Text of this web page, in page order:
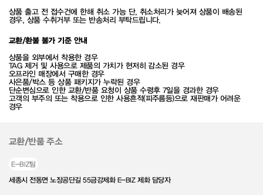
상품 출고 전 접수건에 한해 취소 가능 단, 취소처리가 늦어져 상품이 배송된
경우, 상품 수취거부 또는 반송처리 부탁드립니다.
교환/환불 불가 기준 안내
상품을 외부에서 착용한 경우
TAG 제거 및 사용으로 제품의 가치가 현저히 감소된 경우
오프라인 매장에서 구매한 경우
사은품/박스 등 상품 패키지가 누락된 경우
단순변심으로 인한 교환/반품 요청이 상품 수령후 7일을 경과한 경우
고객의 부주의 또는 착용으로 인한 사용흔적(피주름등)으로 재판매가 어려운
경우
교환/반품 주소
E-BIZ팀
세종시 전동면 노장공단길 55금강제화 E-BIZ 제화 담당자